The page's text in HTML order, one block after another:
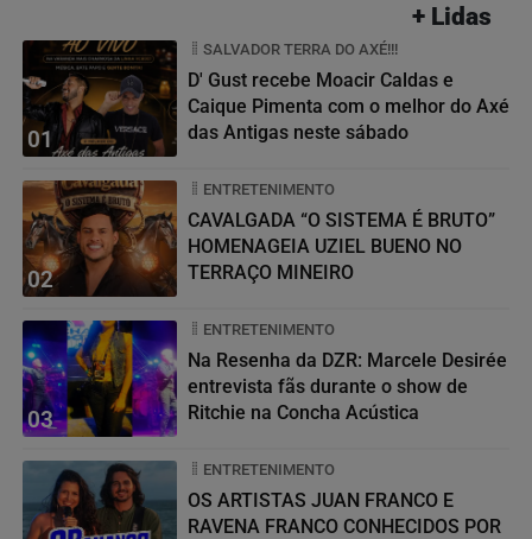
+ Lidas
01
SALVADOR TERRA DO AXÉ!!!
D' Gust recebe Moacir Caldas e
Caique Pimenta com o melhor do Axé
das Antigas neste sábado
02
ENTRETENIMENTO
CAVALGADA “O SISTEMA É BRUTO”
HOMENAGEIA UZIEL BUENO NO
TERRAÇO MINEIRO
03
ENTRETENIMENTO
Na Resenha da DZR: Marcele Desirée
entrevista fãs durante o show de
Ritchie na Concha Acústica
ENTRETENIMENTO
OS ARTISTAS JUAN FRANCO E
RAVENA FRANCO CONHECIDOS POR